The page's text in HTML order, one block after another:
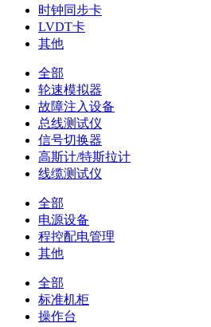
时钟同步卡
LVDT卡
其他
全部
轮速模拟器
故障注入设备
总线测试仪
信号切换器
高斯计/特斯拉计
线缆测试仪
全部
电源设备
程控配电管理
其他
全部
标准机柜
操作台